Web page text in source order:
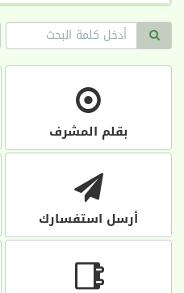
بقلم المشرف
أرسل استفسارك